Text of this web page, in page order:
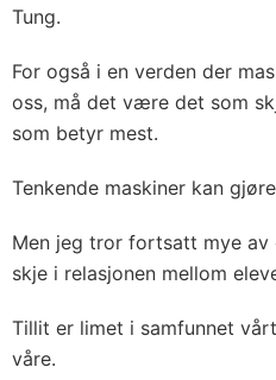
Tung.
For også i en verden der
oss, må det være det som
som betyr mest.
Tenkende maskiner kan
Men jeg tror fortsatt mye
skje i relasjonen mellom
Tillit er limet i samfunnet
våre.